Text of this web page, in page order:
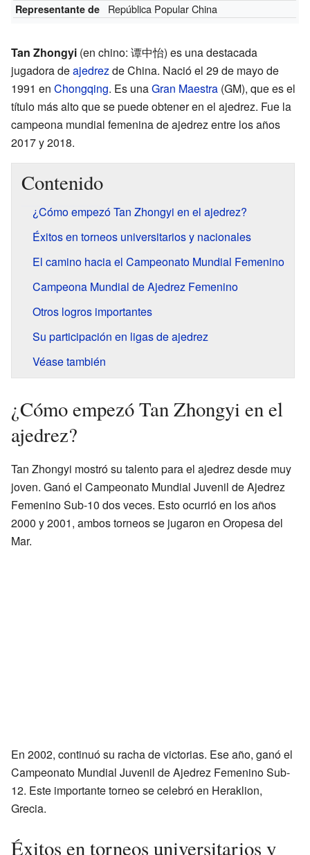
Representante de República Popular China
Tan Zhongyi (en chino: 谭中怡) es una destacada
jugadora deajedrezde China. Nació el 29 de mayo de
1991 en Chongqing. Es unaGran Maestra (GM), que es el
título más alto que se puede obtener en el ajedrez. Fue la
campeona mundial femenina de ajedrez entre los años
2017 y 2018.
Contenido
¿Cómo empezó Tan Zhongyi en el ajedrez?
Éxitos en torneos universitarios y nacionales
El camino hacia el Campeonato Mundial Femenino
Campeona Mundial de Ajedrez Femenino
Otros logros importantes
Su participación en ligas de ajedrez
Véase también
¿Cómo empezó Tan Zhongyi en el
ajedrez?
Tan Zhongyi mostró su talento para el ajedrez desde muy
joven. Ganó el Campeonato Mundial Juvenil de Ajedrez
Femenino Sub-10 dos veces. Esto ocurrió en los años
2000 y 2001, ambos torneos se jugaron en Oropesa del
Mar.
En 2002, continuó su racha de victorias. Ese año, ganó el
Campeonato Mundial Juvenil de Ajedrez Femenino Sub-
12. Este importante torneo se celebró en Heraklion,
Grecia.
Éxitos en torneos universitarios y